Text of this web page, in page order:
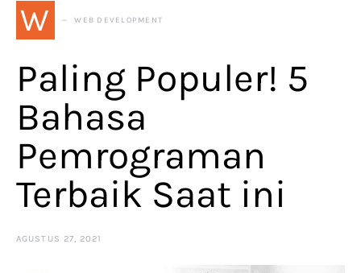
W WEB DEVELOPMENT
Paling Populer! 5
Bahasa
Pemrograman
Terbaik Saat ini
AGUSTUS 27, 2021